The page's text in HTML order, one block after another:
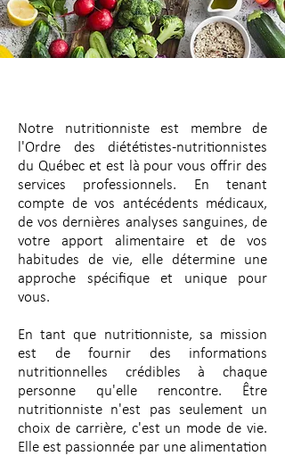
Notre nutritionniste est membre de
l'Ordre des diététistes-nutritionnistes
du Québec et est là pour vous offrir des
services professionnels. En tenant
compte de vos antécédents médicaux,
de vos dernières analyses sanguines, de
votre apport alimentaire et de vos
habitudes de vie, elle détermine une
approche spécifique et unique pour
vous.
En tant que nutritionniste, sa mission
est de fournir des informations
nutritionnelles crédibles à chaque
personne qu'elle rencontre. Être
nutritionniste n'est pas seulement un
choix de carrière, c'est un mode de vie.
Elle est passionnée par une alimentation